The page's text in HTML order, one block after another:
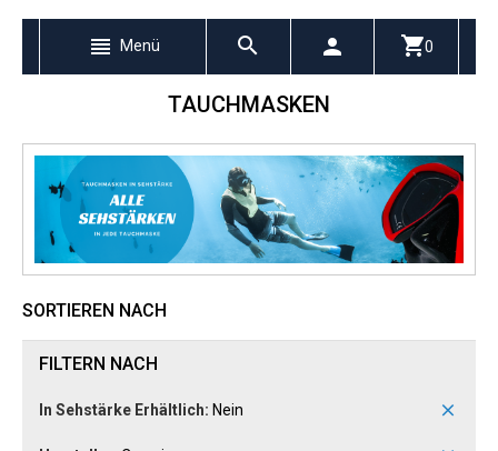
Menü 0
TAUCHMASKEN
SORTIEREN NACH
FILTERN NACH
In Sehstärke Erhältlich: Nein